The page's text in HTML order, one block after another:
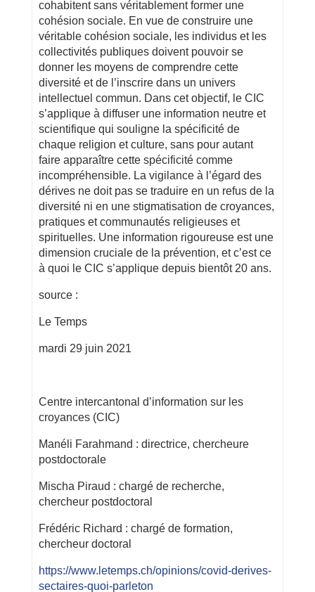
cohabitent sans véritablement former une
cohésion sociale. En vue de construire une
véritable cohésion sociale, les individus et les
collectivités publiques doivent pouvoir se
donner les moyens de comprendre cette
diversité et de l’inscrire dans un univers
intellectuel commun. Dans cet objectif, le CIC
s’applique à diffuser une information neutre et
scientifique qui souligne la spécificité de
chaque religion et culture, sans pour autant
faire apparaître cette spécificité comme
incompréhensible. La vigilance à l’égard des
dérives ne doit pas se traduire en un refus de la
diversité ni en une stigmatisation de croyances,
pratiques et communautés religieuses et
spirituelles. Une information rigoureuse est une
dimension cruciale de la prévention, et c’est ce
à quoi le CIC s’applique depuis bientôt 20 ans.
source :
Le Temps
mardi 29 juin 2021
Centre intercantonal d’information sur les
croyances (CIC)
Manéli Farahmand : directrice, chercheure
postdoctorale
Mischa Piraud : chargé de recherche,
chercheur postdoctoral
Frédéric Richard : chargé de formation,
chercheur doctoral
https://www.letemps.ch/opinions/covid-derives-
sectaires-quoi-parleton